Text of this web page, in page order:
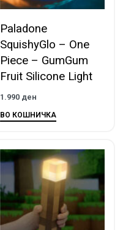
Paladone
SquishyGlo – One
Piece – GumGum
Fruit Silicone Light
1.990 ден
ВО КОШНИЧКА